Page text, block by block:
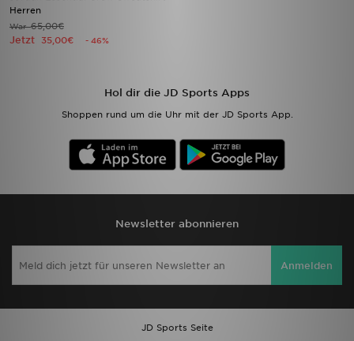
Herren
War65,00€
Jetzt 35,00€ - 46%
Hol dir die JD Sports Apps
Shoppen rund um die Uhr mit der JD Sports App.
Newsletter abonnieren
Anmelden
JD Sports Seite